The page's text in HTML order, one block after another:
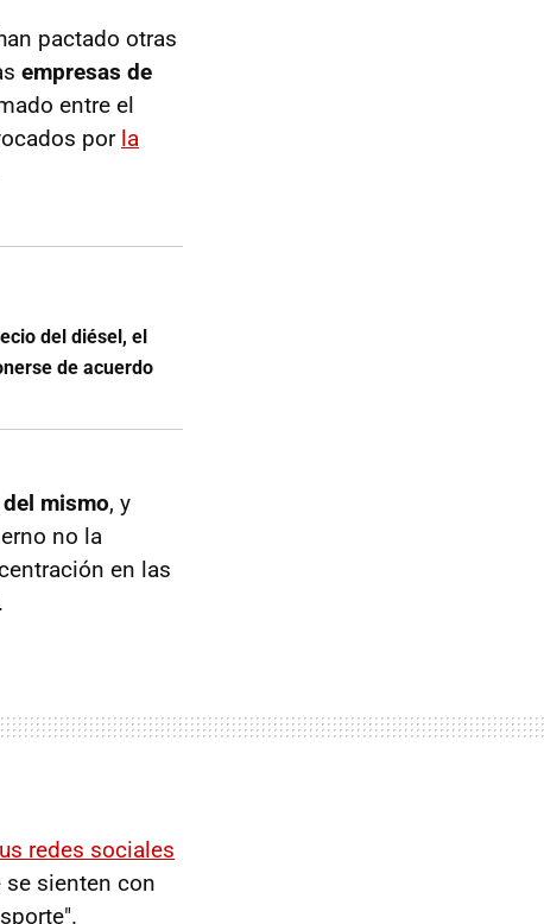
pactado otras
empresas de
entre el
por la
del diésel, el
de acuerdo
mismo, y
no la
en las
redes sociales
se sienten con